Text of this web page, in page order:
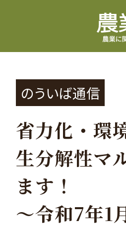
のういば通信
省力化・環
生分解性マ
ます！
～令和7年1